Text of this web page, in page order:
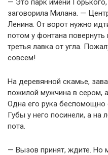
— Это парк имени
заговорила Милана. —
Ленина. От ворот нужно
потом у фонтана
третья лавка от угла.
совсем!
На деревянной скамье,
пожилой мужчина в сером,
Одна его рука беспомощно
Губы у него посинели, а на
пота.
— Вызов принят, ждите. Но